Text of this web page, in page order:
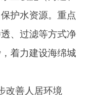
内形成四
的主干路
微循环。
光明南